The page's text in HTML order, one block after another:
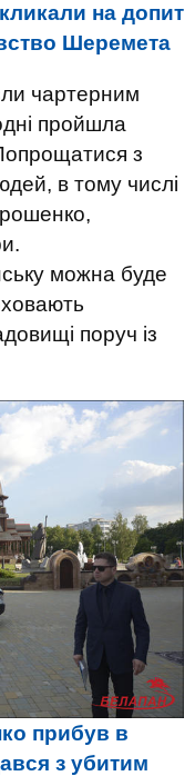
на допит
Шеремета
чартерним
пройшла
з
в тому числі
можна буде
поруч із
прибув в
з убитим